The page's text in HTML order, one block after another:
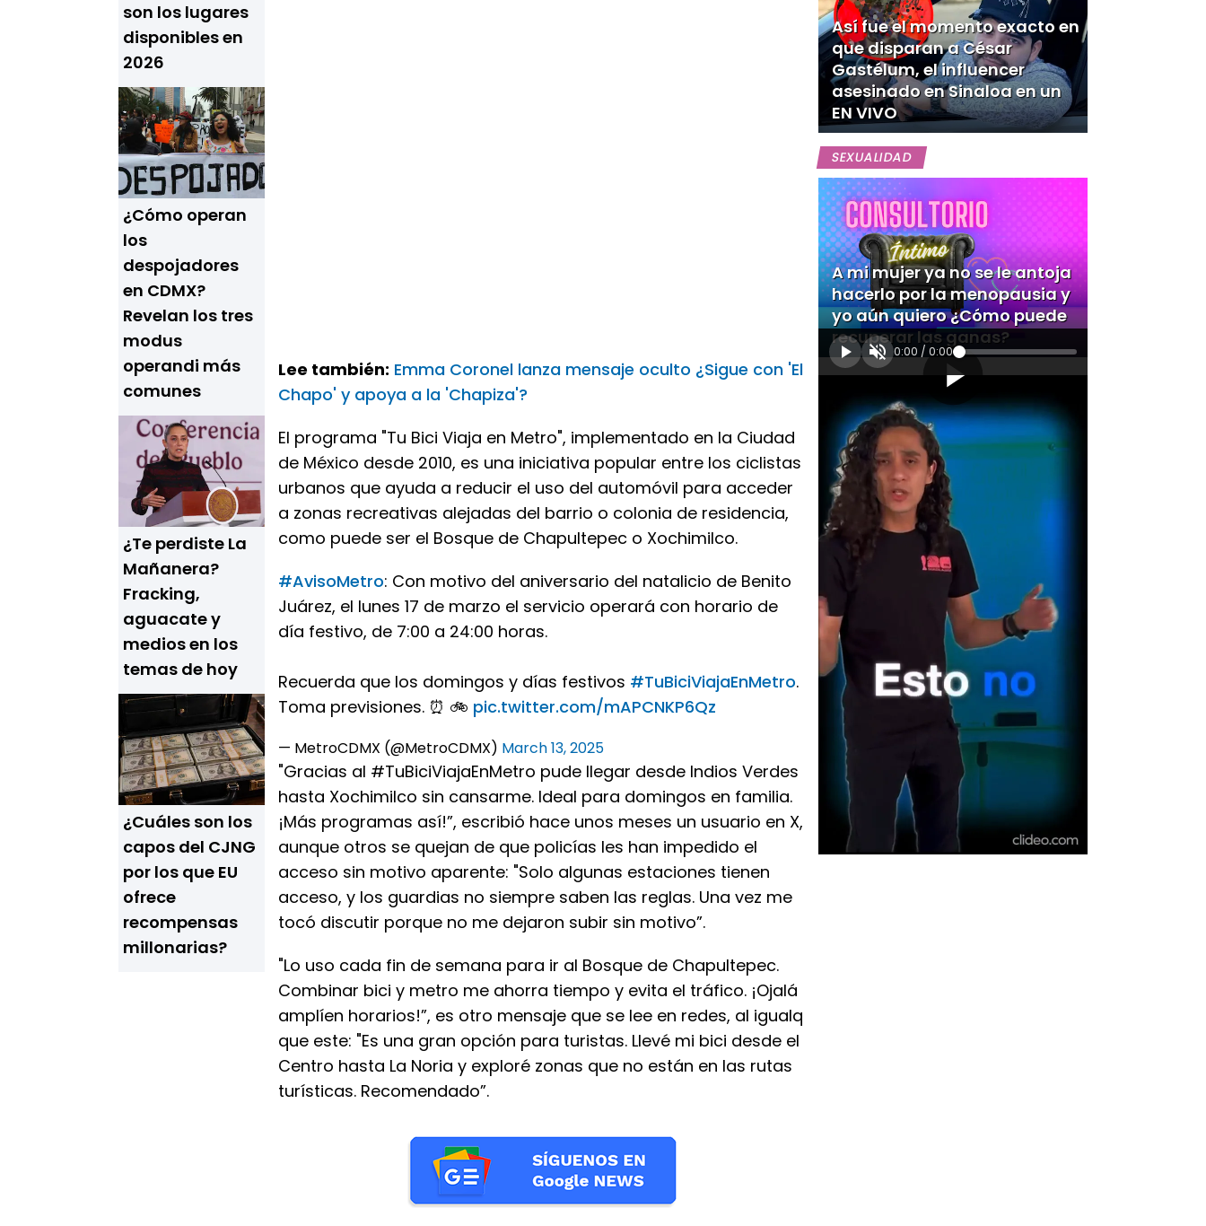
son los lugares
disponibles en
2026
¿Cómo operan
los
despojadores
en CDMX?
Revelan los tres
modus
operandi más
comunes
¿Te perdiste La
Mañanera?
Fracking,
aguacate y
medios en los
temas de hoy
¿Cuáles son los
capos del CJNG
por los que EU
ofrece
recompensas
millonarias?
Lee también: Emma Coronel lanza mensaje oculto ¿Sigue con 'El
Chapo' y apoya a la 'Chapiza'?
El programa "Tu Bici Viaja en Metro", implementado en la Ciudad
de México desde 2010, es una iniciativa popular entre los ciclistas
urbanos que ayuda a reducir el uso del automóvil para acceder
a zonas recreativas alejadas del barrio o colonia de residencia,
como puede ser el Bosque de Chapultepec o Xochimilco.
#AvisoMetro: Con motivo del aniversario del natalicio de Benito
Juárez, el lunes 17 de marzo el servicio operará con horario de
día festivo, de 7:00 a 24:00 horas.
Recuerda que los domingos y días festivos #TuBiciViajaEnMetro.
Toma previsiones. ⏰ 🚲 pic.twitter.com/mAPCNKP6Qz
— MetroCDMX (@MetroCDMX) March 13, 2025
"Gracias al #TuBiciViajaEnMetro pude llegar desde Indios Verdes
hasta Xochimilco sin cansarme. Ideal para domingos en familia.
¡Más programas así!”, escribió hace unos meses un usuario en X,
aunque otros se quejan de que policías les han impedido el
acceso sin motivo aparente: "Solo algunas estaciones tienen
acceso, y los guardias no siempre saben las reglas. Una vez me
tocó discutir porque no me dejaron subir sin motivo”.
"Lo uso cada fin de semana para ir al Bosque de Chapultepec.
Combinar bici y metro me ahorra tiempo y evita el tráfico. ¡Ojalá
amplíen horarios!”, es otro mensaje que se lee en redes, al igualq
que este: "Es una gran opción para turistas. Llevé mi bici desde el
Centro hasta La Noria y exploré zonas que no están en las rutas
turísticas. Recomendado”.
Así fue el momento exacto en
que disparan a César
Gastélum, el influencer
asesinado en Sinaloa en un
EN VIVO
SEXUALIDAD
A mi mujer ya no se le antoja
hacerlo por la menopausia y
yo aún quiero ¿Cómo puede
recuperar las ganas?
0:00 / 0:00
[Publicidad]